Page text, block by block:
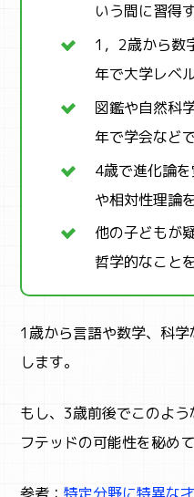
いう間に習得
1，2歳から数
年で大学レベ
図鑑や自然科
年で学会など
4歳で進化論
や相対性理論
他の子どもが
哲学的なこと
1歳から言語や数学、科
します。
もし、3歳前後でこのよ
フテッドの可能性を秘め